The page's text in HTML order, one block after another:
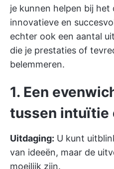
je kunnen helpen bij het
innovatieve en
echter ook een aantal
die je prestaties of
belemmeren.
1. Een
tussen intuïtie
Uitdaging: U kunt
van ideeën, maar de
moeilijk zijn.